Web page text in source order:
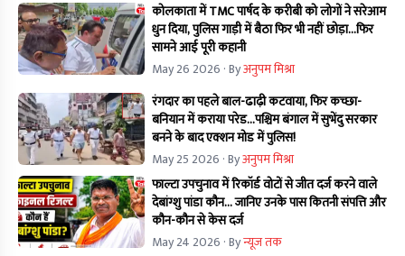
कोलकाता में TMC पार्षद के करीबी को लोगों ने सरेआम
धुन दिया, पुलिस गाड़ी में बैठा फिर भी नहीं छोड़ा...फिर
सामने आई पूरी कहानी
May 26 2026 · Byअनुपम मिश्रा
रंगदार का पहले बाल-ढाढ़ी कटवाया, फिर कच्छा-
बनियान में कराया परेड...पश्चिम बंगाल में सुभेंदु सरकार
बनने के बाद एक्शन मोड में पुलिस!
May 25 2026 · Byअनुपम मिश्रा
फाल्टा उपचुनाव में रिकॉर्ड वोटों से जीत दर्ज करने वाले
देबांग्शु पांडा कौन… जानिए उनके पास कितनी संपत्ति और
कौन-कौन से केस दर्ज
May 24 2026 · Byन्यूज तक